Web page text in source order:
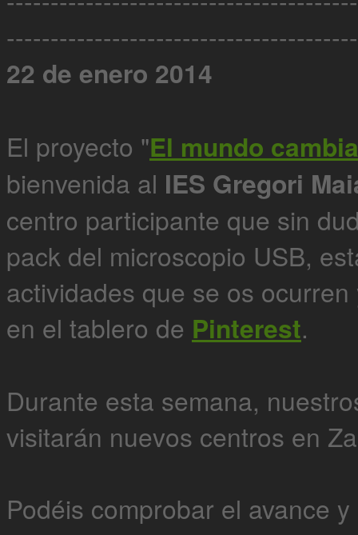
22 de enero 2014
El proyecto "El mundo
bienvenida al IES Gregori
centro participante que sin
pack del microscopio USB,
actividades que se os
en el tablero de Pinterest.
Durante esta semana,
visitarán nuevos centros en
Podéis comprobar el avance